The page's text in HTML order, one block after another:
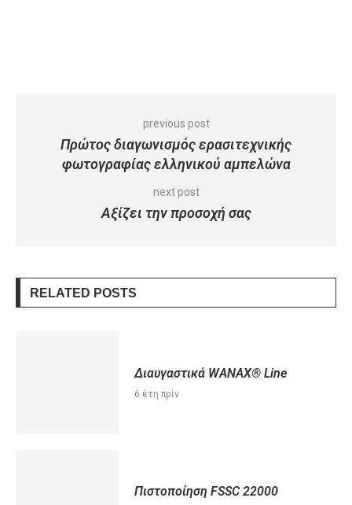
previous post
Πρώτος διαγωνισμός ερασιτεχνικής
φωτογραφίας ελληνικού αμπελώνα
next post
Αξίζει την προσοχή σας
RELATED POSTS
Διαυγαστικά WANAX® Line
6 έτη πρίν
Πιστοποίηση FSSC 22000